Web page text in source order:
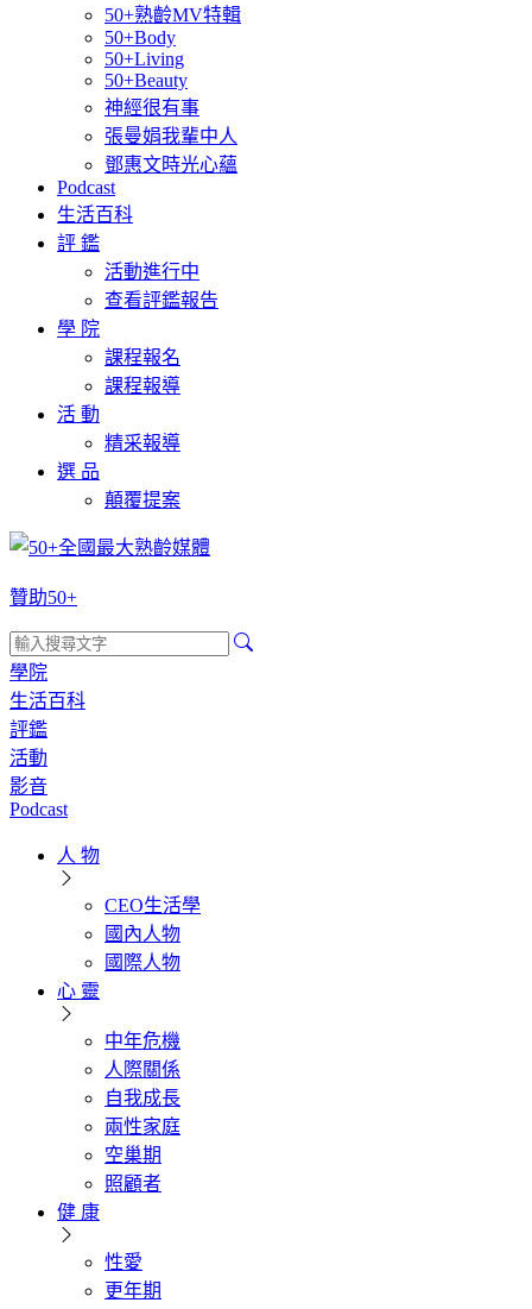
50+熟齡MV特輯
50+Body
50+Living
50+Beauty
神經很有事
張曼娟我輩中人
鄧惠文時光心蘊
Podcast
生活百科
評 鑑
活動進行中
查看評鑑報告
學 院
課程報名
課程報導
活 動
精采報導
選 品
顛覆提案
贊助50+
學院
生活百科
評鑑
活動
影音
Podcast
人 物
CEO生活學
國內人物
國際人物
心 靈
中年危機
人際關係
自我成長
兩性家庭
空巢期
照顧者
健 康
性愛
更年期